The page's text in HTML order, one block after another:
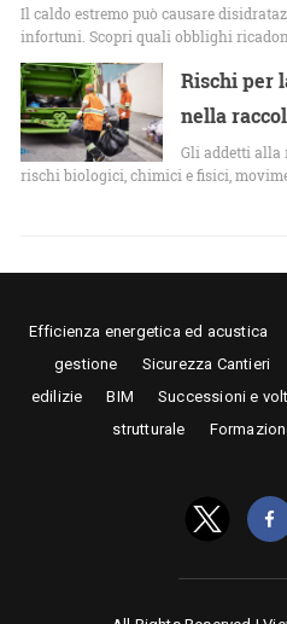
Il caldo estremo può causare
infortuni. Scopri quali obblighi
Rischi per
nella
Gli addetti alla
rischi biologici, chimici e fisici,
Efficienza energetica ed acustica
gestione
Sicurezza Cantieri
edilizie
BIM Successioni e
strutturale